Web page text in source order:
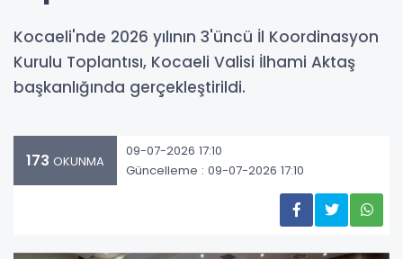
Kocaeli'nde 2026 yılının 3'üncü İl Koordinasyon
Kurulu Toplantısı, Kocaeli Valisi İlhami Aktaş
başkanlığında gerçekleştirildi.
173 OKUNMA
09-07-2026 17:10
Güncelleme : 09-07-2026 17:10